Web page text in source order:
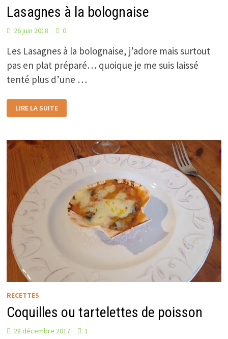
Lasagnes à la bolognaise
26 juin 2018 0
Les Lasagnes à la bolognaise, j’adore mais surtout
pas en plat préparé… quoique je me suis laissé
tenté plus d’une …
À
LA
LIRE LA SUITE
RECETTES
Coquilles ou tartelettes de poisson
28 décembre 2017 1